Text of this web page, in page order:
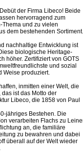
der Firma Libeco! Beide
hervorragend zum
und zu vielen
dem bestehenden Sortiment.
nachhaltige Entwicklung ist
biologische Heritage-
höher. Zertifiziert von GOTS
und sozial
Weise produziert.
inmitten einer Welt, die
ist das Motto der
Libeco, die 1858 von Paul
jähriges Bestehen. Die
verarbeiten Flachs zu
an, die familiäre
zu bewahren und dabei
überall auf der Welt wieder